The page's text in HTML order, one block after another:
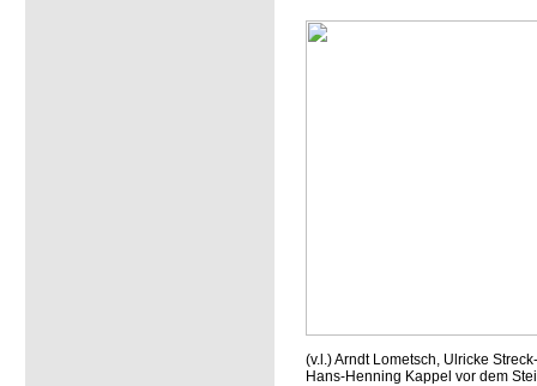
(v.l.) Arndt Lometsch, Ulricke
Hans-Henning Kappel vor dem